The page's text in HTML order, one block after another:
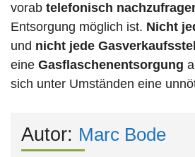
vorab telefonisch
Entsorgung möglich ist. Nicht
und nicht jede
eine Gasflaschenentsorgung
sich unter Umständen eine
Autor: Marc Bode